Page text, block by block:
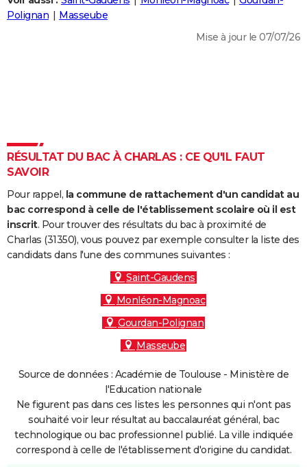
Destinations
City break
Voyage nature
Voyage de noces
Forum
Climat
+
PHOTO
Dictionnaire
Biographies
Citations
Expressions
Proverbes
PROGRAMME TV
S'inscrire
Se connecter
Lycées
Collèges
Primaires
Universités
Entreprises
Service militaire
Avis de recherche
AVIS DE DÉCÈS
FORUM
Polignan
Masseube
Mise à jour le 07/07/26
RÉSULTAT DU BAC À CHARLAS : CE QU'IL FAUT
SAVOIR
Pour rappel, la commune de rattachement d'un candidat au
bac correspond à celle de l'établissement scolaire où il est
inscrit. Pour trouver des résultats du bac à proximité de
Charlas (31350), vous pouvez par exemple consulter la liste des
candidats dans l'une des communes suivantes :
Saint-Gaudens
Monléon-Magnoac
Gourdan-Polignan
Masseube
Source de données : Académie de Toulouse - Ministère de
l'Education nationale
Ne figurent pas dans ces listes les personnes qui n'ont pas
souhaité voir leur résultat au baccalauréat général, bac
technologique ou bac professionnel publié. La ville indiquée
correspond à celle de l'établissement d'origine du candidat.